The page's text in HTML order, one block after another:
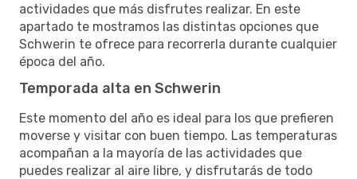
actividades que más disfrutes realizar. En este
apartado te mostramos las distintas opciones que
Schwerin te ofrece para recorrerla durante cualquier
época del año.
Temporada alta en Schwerin
Este momento del año es ideal para los que prefieren
moverse y visitar con buen tiempo. Las temperaturas
acompañan a la mayoría de las actividades que
puedes realizar al aire libre, y disfrutarás de todo